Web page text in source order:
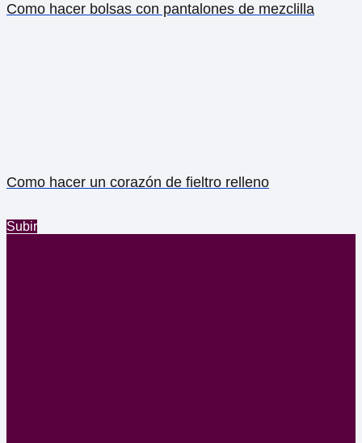
Como hacer bolsas con pantalones de mezclilla
Como hacer un corazón de fieltro relleno
Subir